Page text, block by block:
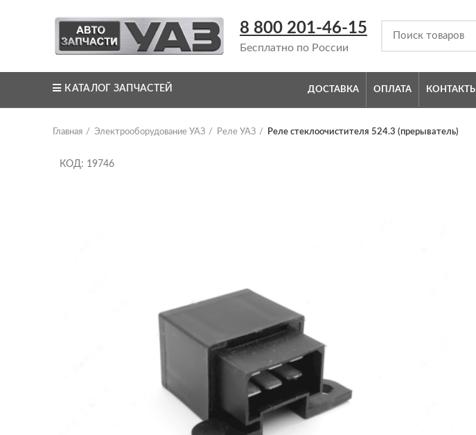
8 800 201-46-15
Бесплатно по России
КАТАЛОГ ЗАПЧАСТЕЙ ДОСТАВКА ОПЛАТА КОНТАКТЫ
Главная Электрооборудование УАЗ Реле УАЗ Реле стеклоочистителя 524.3 (прерыватель)
КОД: 19746